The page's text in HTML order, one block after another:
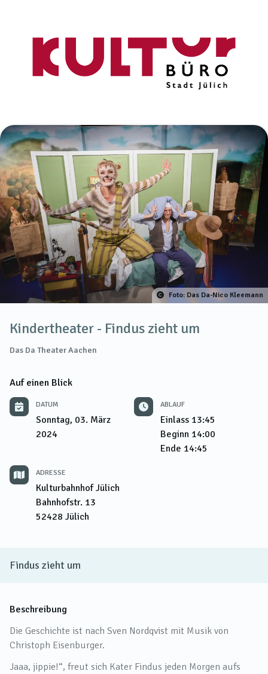
Foto: Das Da-Nico Kleemann
Kindertheater - Findus zieht um
Das Da Theater Aachen
Auf einen Blick
DATUM
Sonntag, 03. März
2024
ABLAUF
Einlass 13:45
Beginn 14:00
Ende 14:45
ADRESSE
Kulturbahnhof Jülich
Bahnhofstr. 13
52428 Jülich
Findus zieht um
Beschreibung
Die Geschichte ist nach Sven Nordqvist mit Musik von
Christoph Eisenburger.
Jaaa, jippie!“, freut sich Kater Findus jeden Morgen aufs